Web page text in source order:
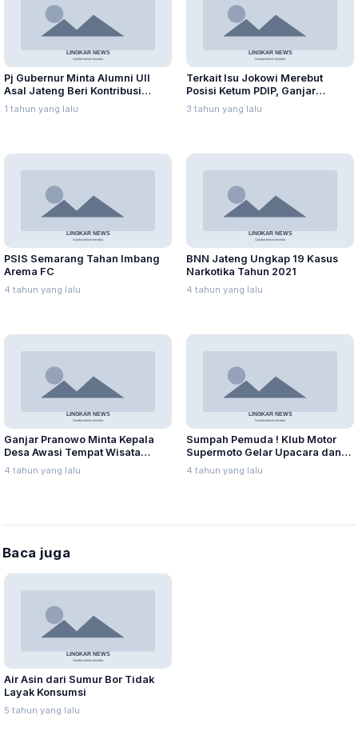
Pj Gubernur Minta Alumni UII
Asal Jateng Beri Kontribusi
dalam Pembangunan Daerah
1 tahun yang lalu
Terkait Isu Jokowi Merebut
Posisi Ketum PDIP, Ganjar
Pranowo: Ada Adu Domba
3 tahun yang lalu
PSIS Semarang Tahan Imbang
Arema FC
4 tahun yang lalu
BNN Jateng Ungkap 19 Kasus
Narkotika Tahun 2021
4 tahun yang lalu
Ganjar Pranowo Minta Kepala
Desa Awasi Tempat Wisata
Selama Nataru
4 tahun yang lalu
Sumpah Pemuda ! Klub Motor
Supermoto Gelar Upacara dan
Tabur Benih Ikan
4 tahun yang lalu
Baca juga
Air Asin dari Sumur Bor Tidak
Layak Konsumsi
5 tahun yang lalu